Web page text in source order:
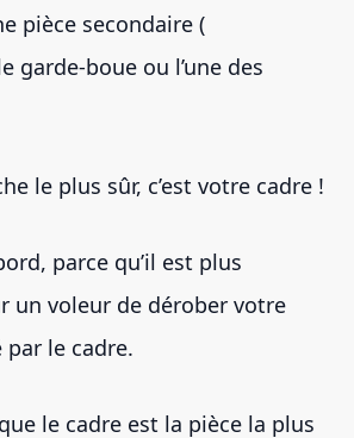
pièce secondaire (
garde-boue ou l’une des
le plus sûr, c’est votre cadre !
parce qu’il est plus
un voleur de dérober votre
par le cadre.
le cadre est la pièce la plus